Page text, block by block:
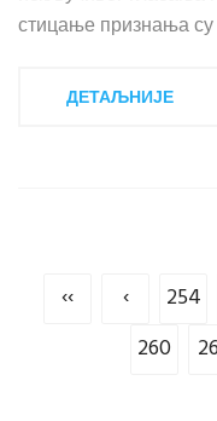
стицање признања су
ДЕТАЉНИЈЕ
‹‹ ‹ 254
260